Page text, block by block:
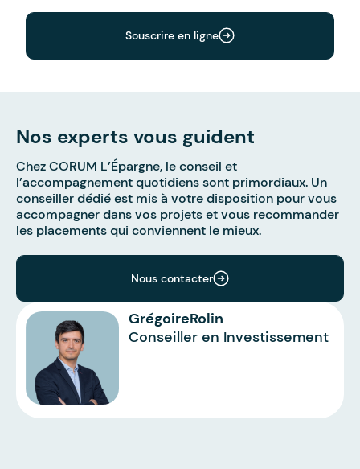
Souscrire en ligne
Nos experts vous guident
Chez CORUM L’Épargne, le conseil et
l’accompagnement quotidiens sont primordiaux. Un
conseiller dédié est mis à votre disposition pour vous
accompagner dans vos projets et vous recommander
les placements qui conviennent le mieux.
Nous contacter
GrégoireRolin
Conseiller en Investissement